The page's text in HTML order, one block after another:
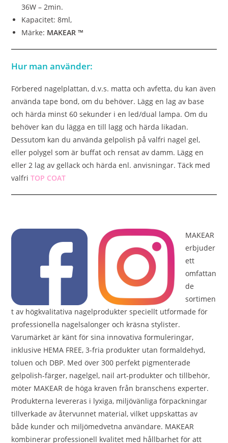
36W – 2min.
Kapacitet: 8ml,
Märke: MAKEAR ™
Hur man använder:
Förbered nagelplattan, d.v.s. matta och avfetta, du kan även
använda tape bond, om du behöver. Lägg en lag av base
och härda minst 60 sekunder i en led/dual lampa. Om du
behöver kan du lägga en till lagg och härda likadan.
Dessutom kan du använda gelpolish på valfri nagel gel,
eller polygel som är buffat och rensat av damm. Lägg en
eller 2 lag av gellack och härda enl. anvisningar. Täck med
valfriTOP COAT
MAKEAR
erbjuder
ett
omfattan
de
sortimen
t av högkvalitativa nagelprodukter speciellt utformade för
professionella nagelsalonger och kräsna stylister.
Varumärket är känt för sina innovativa formuleringar,
inklusive HEMA FREE, 3-fria produkter utan formaldehyd,
toluen och DBP. Med över 300 perfekt pigmenterade
gelpolish-färger, nagelgel, nail art-produkter och tillbehör,
möter MAKEAR de höga kraven från branschens experter.
Produkterna levereras i lyxiga, miljövänliga förpackningar
tillverkade av återvunnet material, vilket uppskattas av
både kunder och miljömedvetna användare. MAKEAR
kombinerar professionell kvalitet med hållbarhet för att